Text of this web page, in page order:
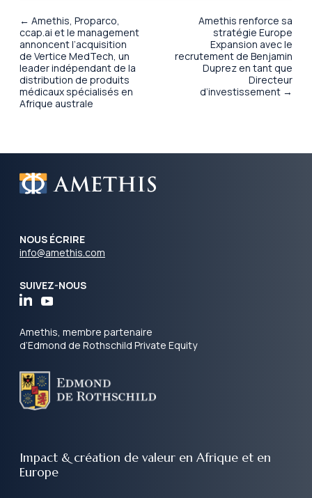
← Amethis, Proparco,
ccap.ai et le management
annoncent l’acquisition
de Vertice MedTech, un
leader indépendant de la
distribution de produits
médicaux spécialisés en
Afrique australe
Amethis renforce sa
stratégie Europe
Expansion avec le
recrutement de Benjamin
Duprez en tant que
Directeur
d’investissement →
NOUS ÉCRIRE
info@amethis.com
SUIVEZ-NOUS
Amethis, membre partenaire
d’Edmond de Rothschild Private Equity
Impact & création de valeur en Afrique et en
Europe